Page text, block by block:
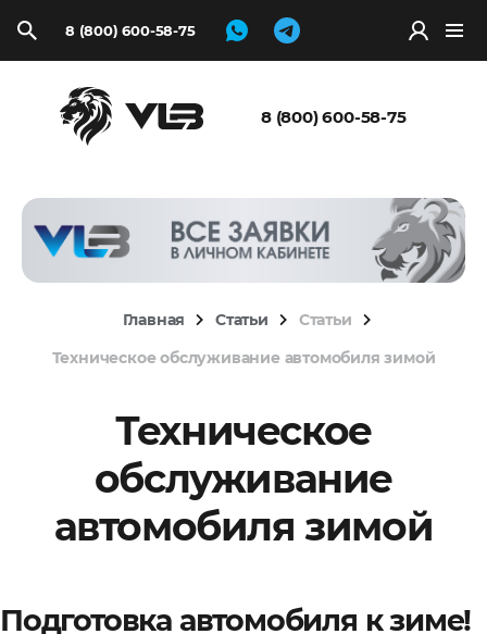
8 (800) 600-58-75
8 (800) 600-58-75
Главная Статьи
Статьи
Техническое обслуживание автомобиля зимой
Техническое
обслуживание
автомобиля зимой
Подготовка автомобиля к зиме!
Запросить
расчёт
Файл